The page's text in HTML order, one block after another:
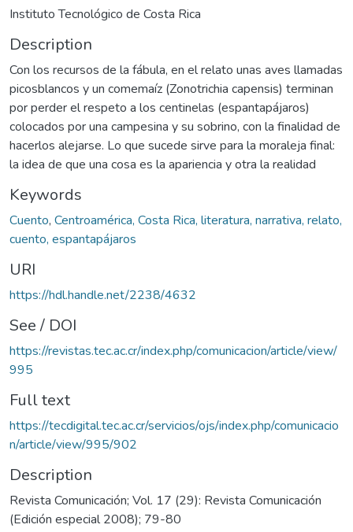
Instituto Tecnológico de Costa Rica
Description
Con los recursos de la fábula, en el relato unas aves llamadas
picosblancos y un comemaíz (Zonotrichia capensis) terminan
por perder el respeto a los centinelas (espantapájaros)
colocados por una campesina y su sobrino, con la finalidad de
hacerlos alejarse. Lo que sucede sirve para la moraleja final:
la idea de que una cosa es la apariencia y otra la realidad
Keywords
Cuento, Centroamérica, Costa Rica, literatura, narrativa, relato,
cuento, espantapájaros
URI
https://hdl.handle.net/2238/4632
See / DOI
https://revistas.tec.ac.cr/index.php/comunicacion/article/view/
995
Full text
https://tecdigital.tec.ac.cr/servicios/ojs/index.php/comunicacio
n/article/view/995/902
Description
Revista Comunicación; Vol. 17 (29): Revista Comunicación
(Edición especial 2008); 79-80